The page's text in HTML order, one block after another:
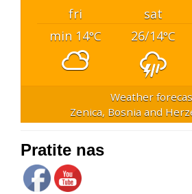
fri sat
min 14°C 26/14°C
Weather
Zenica, Bosnia and
Pratite nas